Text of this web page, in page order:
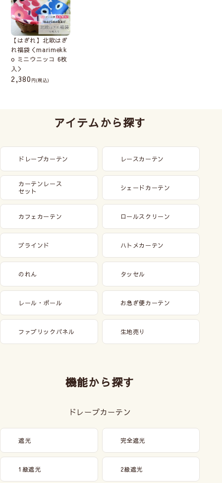
【はぎれ】北欧はぎ
れ福袋＜marimekk
o ミニウニッコ 6枚
入＞
2,380 (税込)
アイテムから探す
ドレープカーテン レースカーテン
カーテンレース
セット
シェードカーテン
カフェカーテン ロールスクリーン
ブラインド ハトメカーテン
のれん タッセル
レール・ポール お急ぎ便カーテン
ファブリックパネル 生地売り
機能から探す
ドレープカーテン
遮光 完全遮光
1級遮光 2級遮光